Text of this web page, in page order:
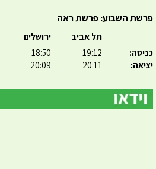
פרשת השבוע: פרשת ראה
כניסה:
יציאה:
תל אביב
19:12
20:11
ירושלים
18:50
20:09